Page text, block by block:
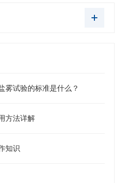
雾试验的标准是什么？
方法详解
知识